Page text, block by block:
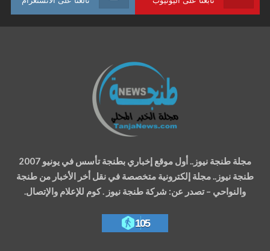
مجلة طنجة نيوز.. أول موقع إخباري بطنجة تأسس في يونيو 2007
طنجة نيوز.. مجلة إلكترونية متخصصة في نقل أخر الأخبار من طنجة
والنواحي – تصدر عن: شركة طنجة نيوز . كوم للإعلام والإتصال.
105